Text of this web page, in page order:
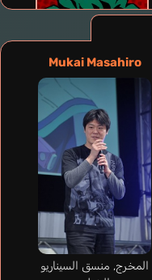
Mukai Masahiro
المخرج, منسق السيناريو